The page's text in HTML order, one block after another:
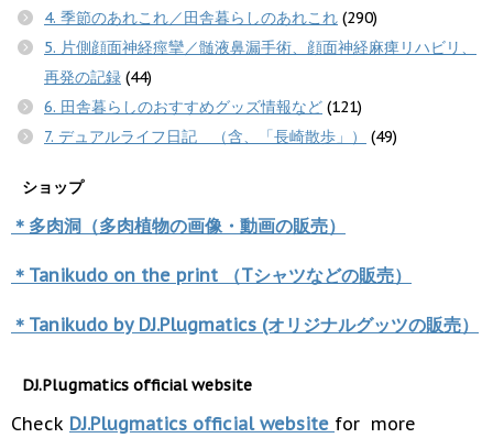
4. 季節のあれこれ／田舎暮らしのあれこれ (290)
5. 片側顔面神経痙攣／髄液鼻漏手術、顔面神経麻痺リハビリ、
再発の記録 (44)
6. 田舎暮らしのおすすめグッズ情報など (121)
7. デュアルライフ日記 （含、「長崎散歩」）
(49)
ショップ
＊多肉洞（多肉植物の画像・動画の販売）
＊Tanikudo on the print （Tシャツなどの販売）
＊Tanikudo by DJ.Plugmatics (オリジナルグッツの販売）
DJ.Plugmatics official website
Check DJ.Plugmatics official website for more